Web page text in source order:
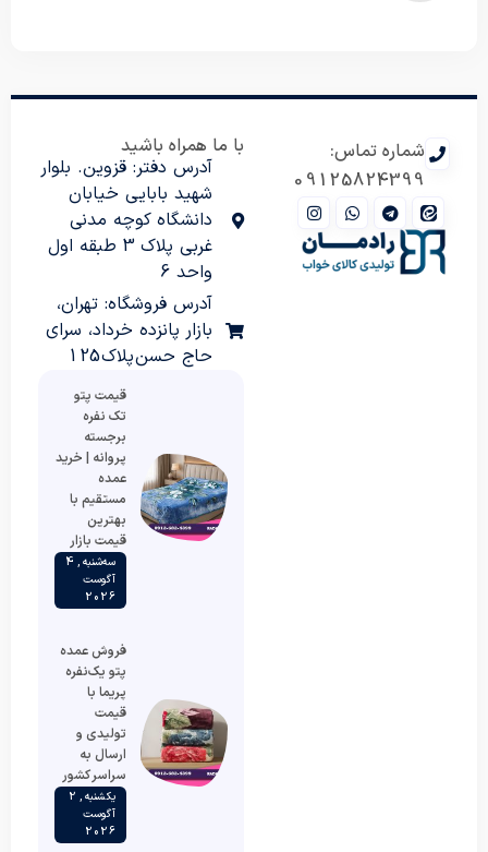
شماره تماس:
09125824399
با ما همراه باشید
آدرس دفتر: قزوین. بلوار
شهید بابایی خیابان
دانشگاه کوچه مدنی
غربی پلاک 3 طبقه اول
واحد 6
آدرس فروشگاه: تهران،
بازار پانزده خرداد، سرای
حاج حسن پلاک 125
قیمت پتو
تک نفره
برجسته
پروانه | خرید
عمده
مستقیم با
بهترین
قیمت بازار
سه‌شنبه , 4
آگوست
2026
فروش عمده
پتو یک‌نفره
پریما با
قیمت
تولیدی و
ارسال به
سراسر کشور
یکشنبه , 2
آگوست
2026